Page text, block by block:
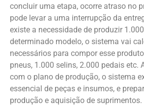
concluir uma etapa, ocorre atraso no
pode levar a uma interrupção da
existe a necessidade de produzir
determinado modelo, o sistema vai
necessários para compor esse
pneus, 1.000 selins, 2.000 pedais etc.
com o plano de produção, o sistema
essencial de peças e insumos, e
produção e aquisição de suprimentos.